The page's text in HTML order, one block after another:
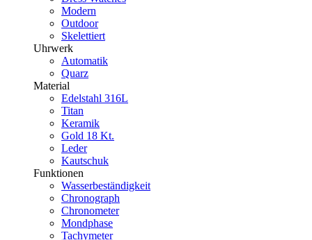
Modern
Outdoor
Skelettiert
Uhrwerk
Automatik
Quarz
Material
Edelstahl 316L
Titan
Keramik
Gold 18 Kt.
Leder
Kautschuk
Funktionen
Wasserbeständigkeit
Chronograph
Chronometer
Mondphase
Tachymeter